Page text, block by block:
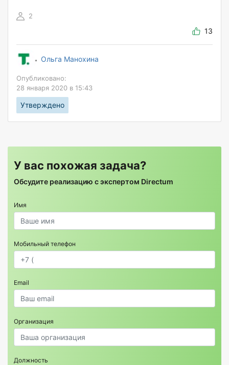
2
13
Ольга Манохина
Опубликовано:
28 января 2020 в 15:43
Утверждено
У вас похожая задача?
Обсудите реализацию с экспертом Directum
Имя
Мобильный телефон
Email
Организация
Должность